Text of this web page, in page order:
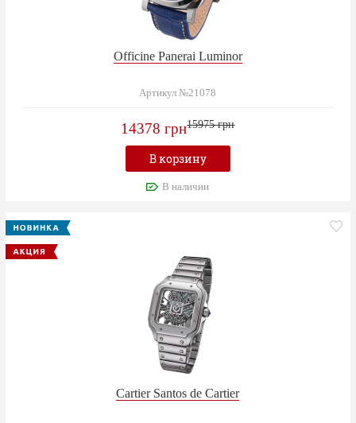
Officine Panerai Luminor
Артикул №21078
14378 грн15975 грн
В корзину
В наличии
Cartier Santos de Cartier